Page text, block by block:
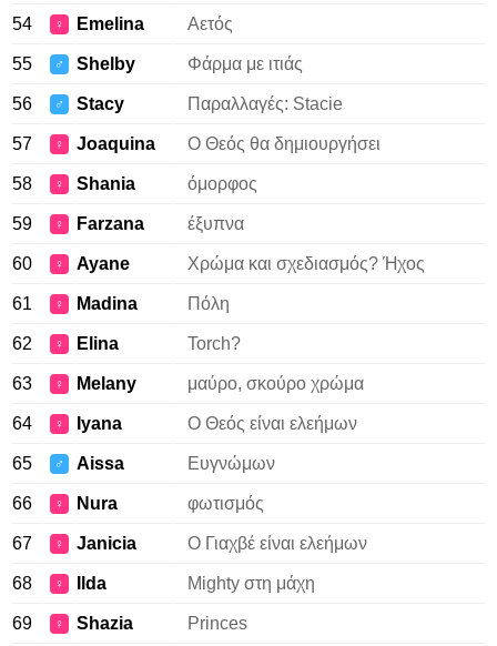
54 ♀ Emelina Αετός
55 ♂ Shelby Φάρμα με ιτιάς
56 ♂ Stacy Παραλλαγές: Stacie
57 ♀ Joaquina Ο Θεός θα δημιουργήσει
58 ♀ Shania όμορφος
59 ♀ Farzana έξυπνα
60 ♀ Ayane Χρώμα και σχεδιασμός? Ήχος
61 ♀ Madina Πόλη
62 ♀ Elina Torch?
63 ♀ Melany μαύρο, σκούρο χρώμα
64 ♀ Iyana Ο Θεός είναι ελεήμων
65 ♂ Aissa Ευγνώμων
66 ♀ Nura φωτισμός
67 ♀ Janicia Ο Γιαχβέ είναι ελεήμων
68 ♀ Ilda Mighty στη μάχη
69 ♀ Shazia Princes